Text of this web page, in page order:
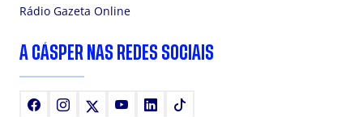
Rádio Gazeta Online
A CÁSPER NAS REDES SOCIAIS
FacebookInstagram YoutubeLinkedIn